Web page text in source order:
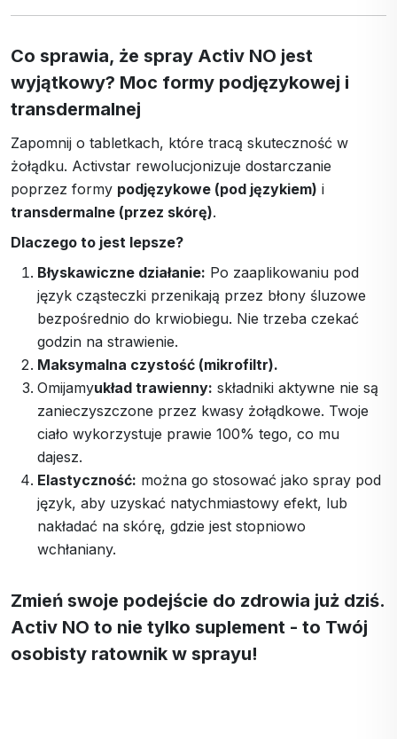
Co sprawia, że spray Activ NO jest
wyjątkowy? Moc formy podjęzykowej i
transdermalnej
Zapomnij o tabletkach, które tracą skuteczność w
żołądku. Activstar rewolucjonizuje dostarczanie
poprzez formy podjęzykowe (pod językiem) i
transdermalne (przez skórę).
Dlaczego to jest lepsze?
Błyskawiczne działanie: Po zaaplikowaniu pod
język cząsteczki przenikają przez błony śluzowe
bezpośrednio do krwiobiegu. Nie trzeba czekać
godzin na strawienie.
Maksymalna czystość (mikrofiltr).
Omijamyukład trawienny: składniki aktywne nie są
zanieczyszczone przez kwasy żołądkowe. Twoje
ciało wykorzystuje prawie 100% tego, co mu
dajesz.
Elastyczność: można go stosować jako spray pod
język, aby uzyskać natychmiastowy efekt, lub
nakładać na skórę, gdzie jest stopniowo
wchłaniany.
Zmień swoje podejście do zdrowia już dziś.
Activ NO to nie tylko suplement - to Twój
osobisty ratownik w sprayu!